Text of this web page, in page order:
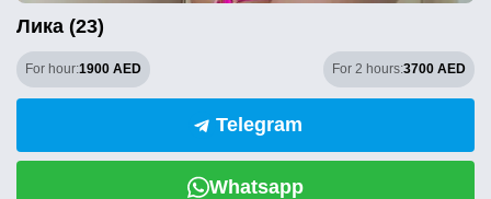
Лика (23)
For hour:1900 AED For 2 hours:3700 AED
Telegram
Whatsapp